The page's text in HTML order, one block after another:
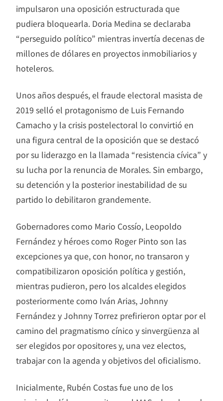
impulsaron una oposición estructurada que
pudiera bloquearla. Doria Medina se declaraba
“perseguido político” mientras invertía decenas de
millones de dólares en proyectos inmobiliarios y
hoteleros.
Unos años después, el fraude electoral masista de
2019 selló el protagonismo de Luis Fernando
Camacho y la crisis postelectoral lo convirtió en
una figura central de la oposición que se destacó
por su liderazgo en la llamada “resistencia cívica” y
su lucha por la renuncia de Morales. Sin embargo,
su detención y la posterior inestabilidad de su
partido lo debilitaron grandemente.
Gobernadores como Mario Cossío, Leopoldo
Fernández y héroes como Roger Pinto son las
excepciones ya que, con honor, no transaron y
compatibilizaron oposición política y gestión,
mientras pudieron, pero los alcaldes elegidos
posteriormente como Iván Arias, Johnny
Fernández y Johnny Torrez prefirieron optar por el
camino del pragmatismo cínico y sinvergüenza al
ser elegidos por opositores y, una vez electos,
trabajar con la agenda y objetivos del oficialismo.
Inicialmente, Rubén Costas fue uno de los